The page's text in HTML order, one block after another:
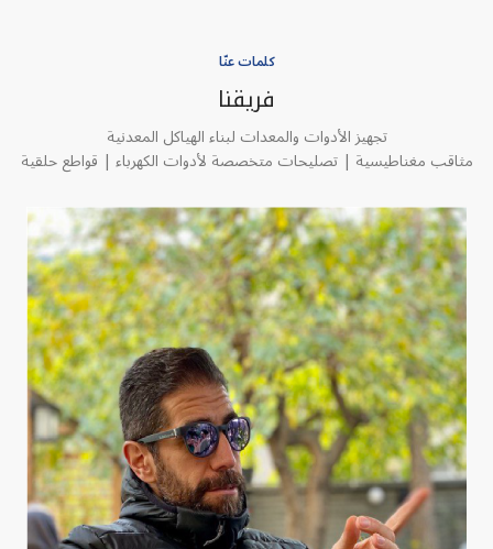
كلمات عنّا
فريقنا
تجهيز الأدوات والمعدات لبناء الهياكل المعدنية
مثاقب مغناطيسية | تصليحات متخصصة لأدوات الكهرباء | قواطع حلقية